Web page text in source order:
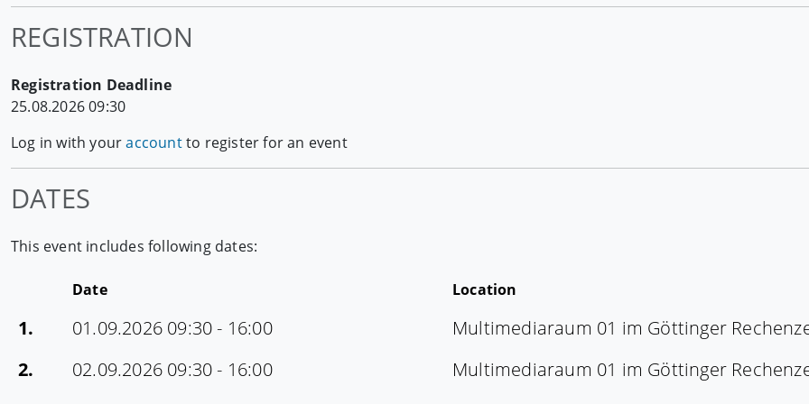
REGISTRATION
Registration Deadline
25.08.2026 09:30
Log in with youraccountto register for an event
DATES
This event includes following dates:
Date Location
1. 01.09.2026 09:30 - 16:00
Multimediaraum 01 im Göttinger
2.
02.09.2026 09:30 - 16:00 Multimediaraum 01 im Göttinger